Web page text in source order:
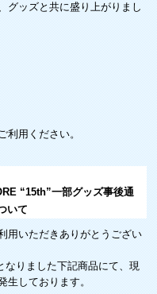
グッズと共に盛り上がりまし
利用ください。
“15th”一部グッズ事後通
いて
用いただきありがとうござい
なりました下記商品にて、現
生しております。